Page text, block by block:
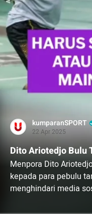
kumparanSPORT
22 Apr 2025
Dito Ariotedjo Bulu
Menpora Dito
kepada para pebulu
menghindari media